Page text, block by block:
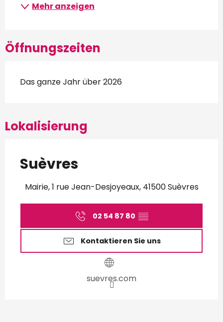
Mehr anzeigen
Öffnungszeiten
Das ganze Jahr über 2026
Lokalisierung
Suèvres
Mairie, 1 rue Jean-Desjoyeaux, 41500 Suèvres
02 54 87 80 ▒▒
Kontaktieren Sie uns
suevres.com